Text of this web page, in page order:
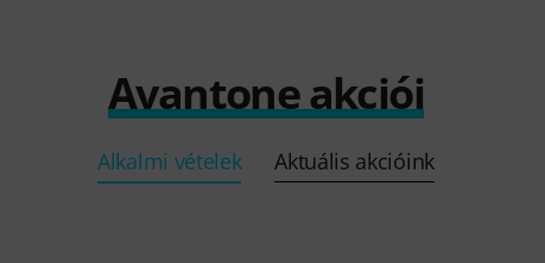
Avantone akciói
Alkalmi vételek Aktuális akcióink